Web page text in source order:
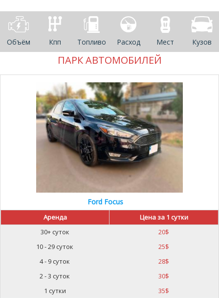
Объём Кпп Топливо Расход Мест Кузов
ПАРК АВТОМОБИЛЕЙ
Ford Focus
Аренда
Цена за 1 сутки
30+ суток
20$
10 - 29 суток
25$
4 - 9 суток
28$
2 - 3 суток
30$
1 сутки
35$